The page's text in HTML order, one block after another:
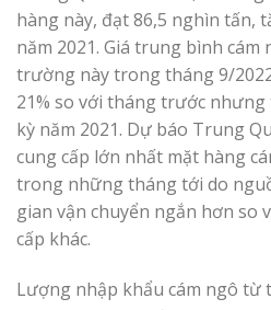
hàng này, đạt 86,5 nghìn tấn,
năm 2021. Giá trung bình
trường này trong tháng 9/
21% so với tháng trước nhưng
kỳ năm 2021. Dự báo Trung
cung cấp lớn nhất mặt hàng
trong những tháng tới do
gian vận chuyển ngắn hơn so
cấp khác.
Lượng nhập khẩu cám ngô